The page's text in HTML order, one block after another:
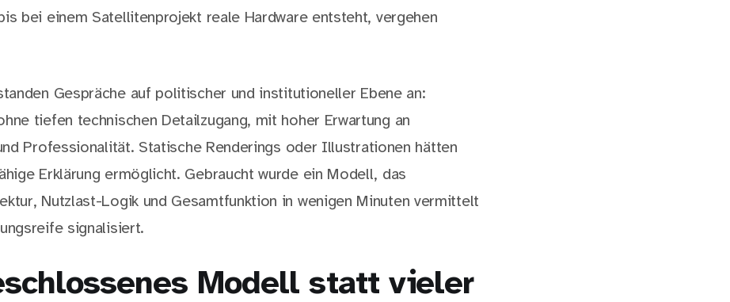
bei einem Satellitenprojekt reale Hardware entsteht, vergehen
Gespräche auf politischer und institutioneller Ebene an:
tiefen technischen Detailzugang, mit hoher Erwartung an
Professionalität. Statische Renderings oder Illustrationen hätten
Erklärung ermöglicht. Gebraucht wurde ein Modell, das
Nutzlast-Logik und Gesamtfunktion in wenigen Minuten vermittelt
signalisiert.
Modell statt vieler